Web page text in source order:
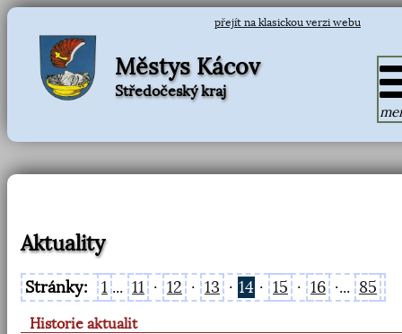
přejít na klasickou verzi webu
Městys Kácov
Středočeský kraj
Aktuality
Stránky: 1 ... 11 · 12 · 13 · 14 · 15 · 16 ·... 85
Historie aktualit